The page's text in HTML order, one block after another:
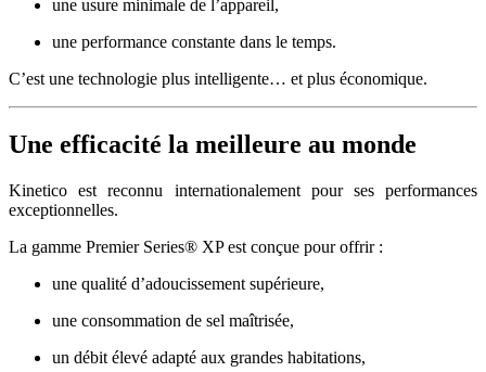
une usure minimale de l’appareil,
une performance constante dans le temps.
C’est une technologie plus intelligente… et plus économique.
Une efficacité la meilleure au monde
Kinetico est reconnu internationalement pour ses performances
exceptionnelles.
La gamme Premier Series® XP est conçue pour offrir :
une qualité d’adoucissement supérieure,
une consommation de sel maîtrisée,
un débit élevé adapté aux grandes habitations,